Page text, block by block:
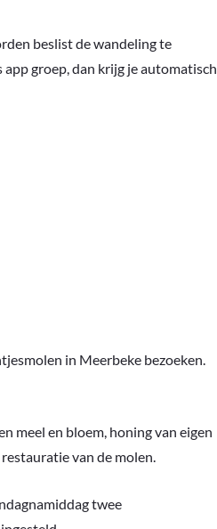
beslist de wandeling te
groep, dan krijg je automatisch
in Meerbeke bezoeken.
meel en bloem, honing van eigen
van de molen.
twee